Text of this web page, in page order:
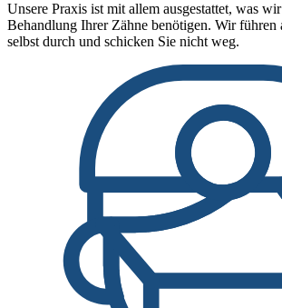
Unsere Praxis ist mit allem ausgestattet, was
Behandlung Ihrer Zähne benötigen. Wir führen
selbst durch und schicken Sie nicht weg.